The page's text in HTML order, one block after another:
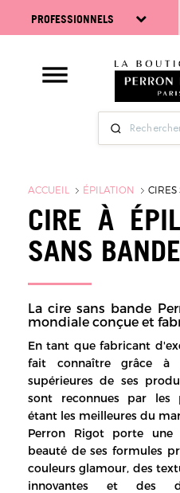
PROFESSIONNELS
ACCUEIL ÉPILATION CIRES
CIRE À
SANS BANDE
La cire sans bande
mondiale conçue et
En tant que fabricant
fait connaître grâce à
supérieures de ses
sont reconnues par les
étant les meilleures du
Perron Rigot porte
beauté de ses formules
couleurs glamour, des
innovantes et des